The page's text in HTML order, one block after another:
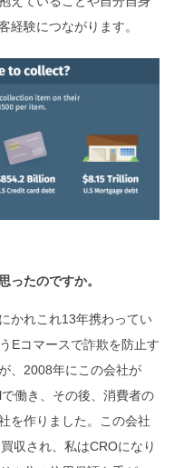
経験につながります。
たのですか。
かれこれ13年携わってい
Eコマースで詐欺を防止す
、2008年にこの会社が
働き、その後、消費者の
を作りました。この会社
収され、私はCROになり